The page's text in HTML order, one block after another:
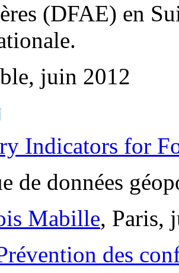
(DFAE) en
juin 2012
Indicators for
de données
Mabille, Paris,
des